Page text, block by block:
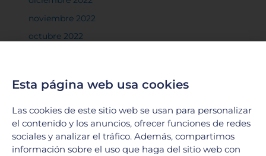
noviembre 2022
octubre 2022
julio 2022
junio 2022
mayo 2022
abril 2022
Esta página web usa cookies
Las cookies de este sitio web se usan para personalizar
el contenido y los anuncios, ofrecer funciones de redes
sociales y analizar el tráfico. Además, compartimos
información sobre el uso que haga del sitio web con